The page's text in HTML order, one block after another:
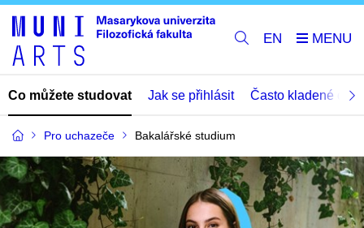
EN
Co můžete studovat Jak se přihlásit Často kladené
Pro uchazeče Bakalářské studium